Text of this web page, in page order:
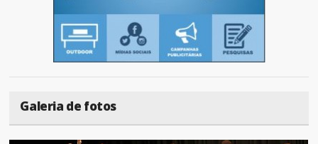
Galeria de fotos